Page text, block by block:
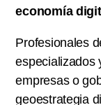
economía
Profesionales
especializados
empresas o
geoestrategia